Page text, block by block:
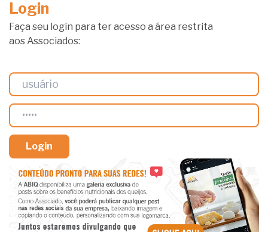
Login
Faça seu login para ter acesso a área restrita
aos Associados: